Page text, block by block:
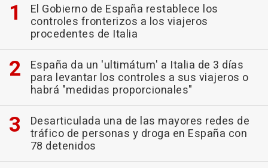
El Gobierno de España restablece los
controles fronterizos a los viajeros
procedentes de Italia
España da un 'ultimátum' a Italia de 3 días
para levantar los controles a sus viajeros o
habrá "medidas proporcionales"
Desarticulada una de las mayores redes de
tráfico de personas y droga en España con
78 detenidos